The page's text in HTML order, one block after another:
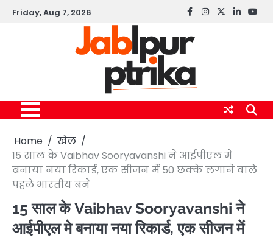
SkipFriday, Aug 7, 2026 Facebook
instagram
twitterlinkedin
Home
खेल
15 साल के Vaibhav Sooryavanshi ने आईपीएल मे
बनाया नया रिकार्ड, एक सीजन में 50 छक्के लगाने वाले
पहले भारतीय बने
15 साल के Vaibhav Sooryavanshi ने
आईपीएल मे बनाया नया रिकार्ड, एक सीजन में